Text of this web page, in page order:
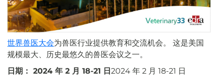
世界兽医大会为兽医行业提供教育和交流机会。 这是美国
规模最大、历史最悠久的兽医会议之一。
日期： 2024 年 2 月 18-21 日2024 年 2 月 18-21 日